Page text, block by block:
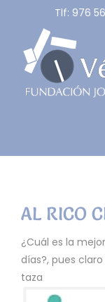
content
Tlf: 976
AL RICO
¿Cuál es la
días?, pues
taza